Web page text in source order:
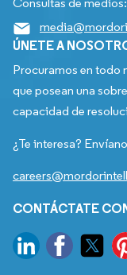
Consultas de medios:
ÚNETE A
Procuramos en todo
que posean una
capacidad de
¿Te interesa?
CONTÁCTATE